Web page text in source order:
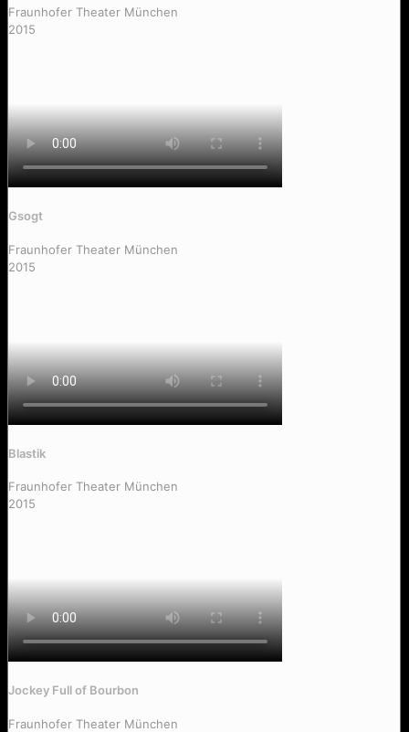
Fraunhofer Theater München
2015
Gsogt
Fraunhofer Theater München
2015
Blastik
Fraunhofer Theater München
2015
Jockey Full of Bourbon
Fraunhofer Theater München